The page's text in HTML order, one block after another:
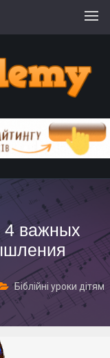
4 важных
Біблійні уроки дітям